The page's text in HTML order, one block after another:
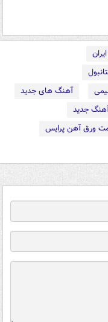
آهنگ های جدید
جدید
ورق آهن پرایس